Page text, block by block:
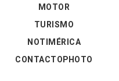
MOTOR
TURISMO
NOTIMÉRICA
CONTACTOPHOTO